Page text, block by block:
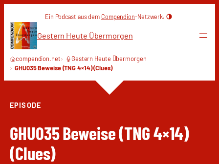
Inhalt
springen
Ein Podcast aus dem Compendion-Netzwerk.
Gestern Heute Übermorgen
compendion.net
Gestern Heute Übermorgen
GHU035 Beweise (TNG 4×14) (Clues)
EPISODE
GHU035 Beweise (TNG 4×14)
(Clues)